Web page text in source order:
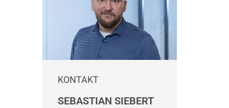
KONTAKT
SEBASTIAN SIEBERT